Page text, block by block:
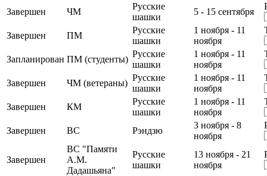
Завершен
ЧМ
Русские
шашки
5 - 15 сентября
Завершен
ПМ
Русские
шашки
1 ноября - 11
ноября
Запланирован ПМ (студенты)
Русские
шашки
1 ноября - 11
ноября
Завершен
ЧМ (ветераны)
Русские
шашки
1 ноября - 11
ноября
Завершен
КМ
Русские
шашки
1 ноября - 11
ноября
Завершен
ВС Рэндзю
3 ноября - 8
ноября
Завершен
ВС "Памяти
А.М.
Дадашьяна"
Русские
шашки
13 ноября - 21
ноября